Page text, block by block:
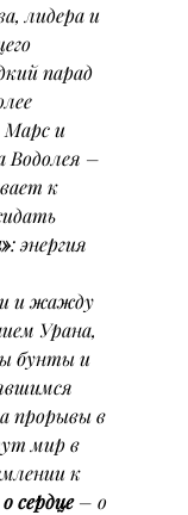
лидера и
парад
Марс и
Водолея –
к
: энергия
и жажду
Урана,
бунты и
прорывы в
мир в
к
сердце – о